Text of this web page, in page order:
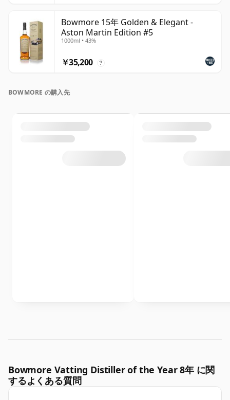
Bowmore 15年 Golden & Elegant -
Aston Martin Edition #5
1000ml • 43%
￥35,200 ?
BOWMORE の購入先
Bowmore Vatting Distiller of the Year 8年 に関
するよくある質問